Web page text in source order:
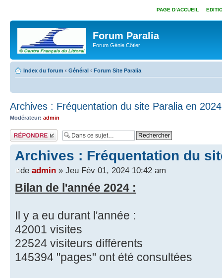
PAGE D’ACCUEIL
Forum Paralia
Forum Génie Côtier
Index du forum ‹ Général ‹ Forum Site Paralia
Archives : Fréquentation du site Paralia en 2024
Modérateur: admin
Répondre
Archives : Fréquentation du
de admin » Jeu Fév 01, 2024 10:42 am
Bilan de l'année 2024 :
Il y a eu durant l'année :
42001 visites
22524 visiteurs différents
145394 "pages" ont été consultées